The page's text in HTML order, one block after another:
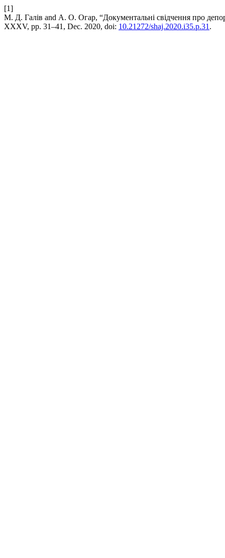
[1]
М. Д. Галів and А. О. Огар, “Документальні свідчення про
XXXV, pp. 31–41, Dec. 2020, doi: 10.21272/shaj.2020.i35.p.31 .